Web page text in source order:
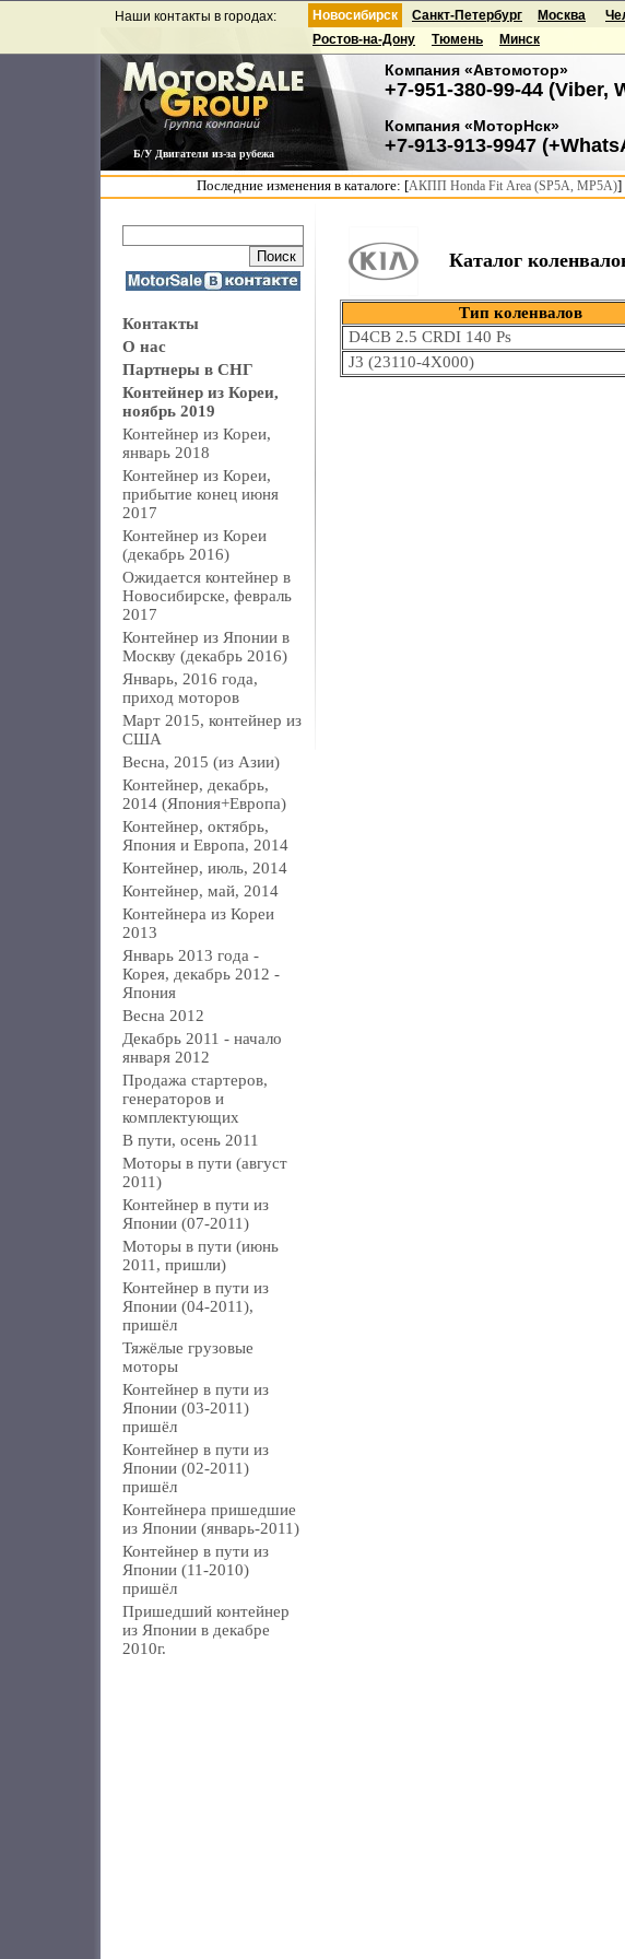
Б/У Двигатели из-за рубежа
Наши контакты в городах: Новосибирск
Компания «Автомотор»
+7-951-380-99-44 (Viber,
Компания «МоторНск»
+7-913-913-9947
Санкт-Петербург Москва
Ростов-на-Дону
Тюмень Минск
Последние изменения в каталоге: [АКПП Honda Fit Area (SP5A, MP5A)]
Контакты
О нас
Партнеры в СНГ
Контейнер из Кореи,
ноябрь 2019
Контейнер из Кореи,
январь 2018
Контейнер из Кореи,
прибытие конец июня
2017
Контейнер из Кореи
(декабрь 2016)
Ожидается контейнер в
Новосибирске, февраль
2017
Контейнер из Японии в
Москву (декабрь 2016)
Январь, 2016 года,
приход моторов
Март 2015, контейнер из
США
Весна, 2015 (из Азии)
Контейнер, декабрь,
2014 (Япония+Европа)
Контейнер, октябрь,
Япония и Европа, 2014
Контейнер, июль, 2014
Контейнер, май, 2014
Контейнера из Кореи
2013
Январь 2013 года -
Корея, декабрь 2012 -
Япония
Весна 2012
Декабрь 2011 - начало
января 2012
Продажа стартеров,
генераторов и
комплектующих
В пути, осень 2011
Моторы в пути (август
2011)
Контейнер в пути из
Японии (07-2011)
Моторы в пути (июнь
2011, пришли)
Контейнер в пути из
Японии (04-2011),
пришёл
Тяжёлые грузовые
моторы
Контейнер в пути из
Японии (03-2011)
пришёл
Контейнер в пути из
Японии (02-2011)
пришёл
Контейнера пришедшие
из Японии (январь-2011)
Контейнер в пути из
Японии (11-2010)
пришёл
Пришедший контейнер
из Японии в декабре
2010г.
Каталог
Тип коленвалов
D4CB 2.5 CRDI 140 Ps
J3 (23110-4X000)